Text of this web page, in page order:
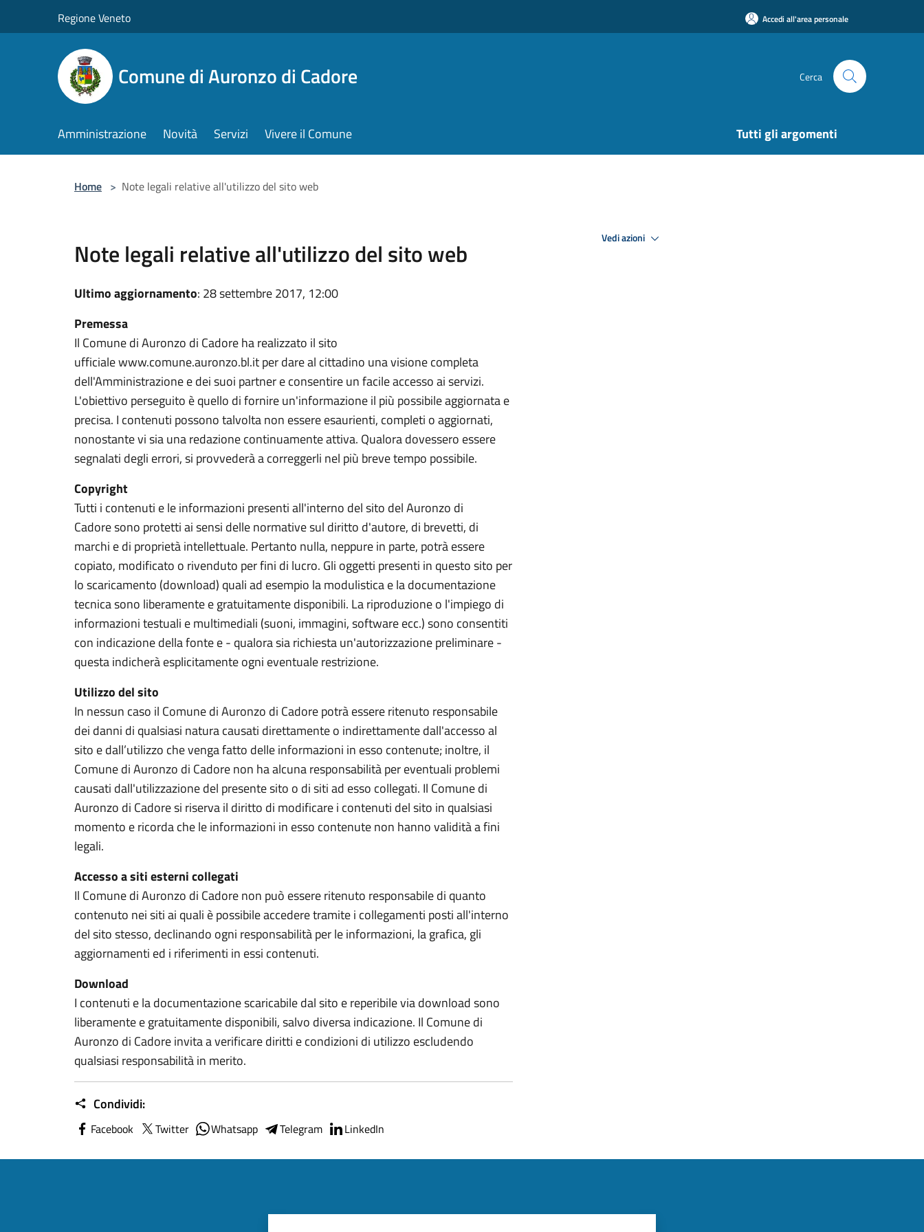
Regione Veneto Accedi all'area personale
Comune di Auronzo di Cadore Cerca
Amministrazione Novità Servizi Vivere il Comune Tutti gli argomenti
Home > Note legali relative all'utilizzo del sito web
Note legali relative all'utilizzo del sito web
Ultimo aggiornamento: 28 settembre 2017, 12:00
Premessa
Il Comune di Auronzo di Cadore ha realizzato il sito
ufficiale www.comune.auronzo.bl.it per dare al cittadino una visione completa
dell'Amministrazione e dei suoi partner e consentire un facile accesso ai servizi.
L'obiettivo perseguito è quello di fornire un'informazione il più possibile aggiornata e
precisa. I contenuti possono talvolta non essere esaurienti, completi o aggiornati,
nonostante vi sia una redazione continuamente attiva. Qualora dovessero essere
segnalati degli errori, si provvederà a correggerli nel più breve tempo possibile.
Copyright
Tutti i contenuti e le informazioni presenti all'interno del sito del Auronzo di
Cadore sono protetti ai sensi delle normative sul diritto d'autore, di brevetti, di
marchi e di proprietà intellettuale. Pertanto nulla, neppure in parte, potrà essere
copiato, modificato o rivenduto per fini di lucro. Gli oggetti presenti in questo sito per
lo scaricamento (download) quali ad esempio la modulistica e la documentazione
tecnica sono liberamente e gratuitamente disponibili. La riproduzione o l'impiego di
informazioni testuali e multimediali (suoni, immagini, software ecc.) sono consentiti
con indicazione della fonte e - qualora sia richiesta un'autorizzazione preliminare -
questa indicherà esplicitamente ogni eventuale restrizione.
Utilizzo del sito
In nessun caso il Comune di Auronzo di Cadore potrà essere ritenuto responsabile
dei danni di qualsiasi natura causati direttamente o indirettamente dall'accesso al
sito e dall’utilizzo che venga fatto delle informazioni in esso contenute; inoltre, il
Comune di Auronzo di Cadore non ha alcuna responsabilità per eventuali problemi
causati dall'utilizzazione del presente sito o di siti ad esso collegati. Il Comune di
Auronzo di Cadore si riserva il diritto di modificare i contenuti del sito in qualsiasi
momento e ricorda che le informazioni in esso contenute non hanno validità a fini
legali.
Accesso a siti esterni collegati
Il Comune di Auronzo di Cadore non può essere ritenuto responsabile di quanto
contenuto nei siti ai quali è possibile accedere tramite i collegamenti posti all'interno
del sito stesso, declinando ogni responsabilità per le informazioni, la grafica, gli
aggiornamenti ed i riferimenti in essi contenuti.
Download
I contenuti e la documentazione scaricabile dal sito e reperibile via download sono
liberamente e gratuitamente disponibili, salvo diversa indicazione. Il Comune di
Auronzo di Cadore invita a verificare diritti e condizioni di utilizzo escludendo
qualsiasi responsabilità in merito.
Condividi:
Facebook Twitter Whatsapp Telegram LinkedIn
Vedi azioni